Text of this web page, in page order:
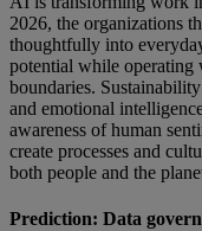
2026, the organizations
thoughtfully into
potential while operating
boundaries.
and emotional
awareness of human
create processes and
both people and the
Prediction: Data